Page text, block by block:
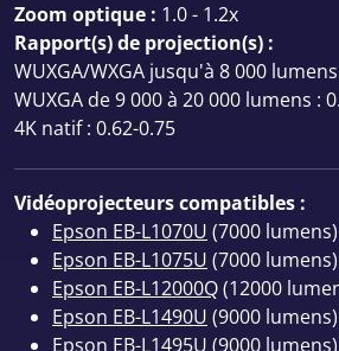
Zoom optique : 1.0 - 1.2x
Rapport(s) de projection(s) :
WUXGA/WXGA jusqu'à 8 000
WUXGA de 9 000 à 20 000 lumens :
4K natif : 0.62-0.75
Vidéoprojecteurs compatibles :
Epson EB-L1070U (7000 lumens)
Epson EB-L1075U (7000 lumens)
Epson EB-L12000Q(12000
Epson EB-L1490U (9000 lumens)
Epson EB-L1495U (9000 lumens)